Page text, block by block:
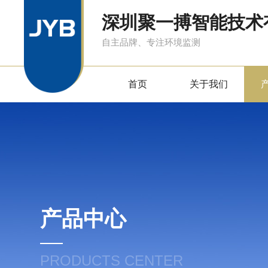
深圳聚一搏智能技
自主品牌、专注环境监测
首页 关于我们
产品中心
PRODUCTS CENTER